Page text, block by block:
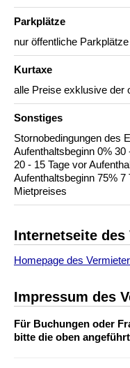
Parkplätze
nur öffentliche Parkplätze
Kurtaxe
alle Preise exklusive der
Sonstiges
Stornobedingungen des
Aufenthaltsbeginn 0% 30
20 - 15 Tage vor
Aufenthaltsbeginn 75% 7
Mietpreises
Internetseite des
Homepage des
Impressum des
Für Buchungen oder
bitte die oben